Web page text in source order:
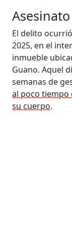
El delito
2025, en el
inmueble
Guano. Aquel
semanas de
al poco tiempo
su cuerpo.